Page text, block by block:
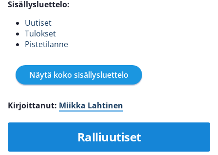
Sisällysluettelo:
Uutiset
Tulokset
Pistetilanne
Näytä koko sisällysluettelo
Kirjoittanut: Miikka Lahtinen
Ralliuutiset